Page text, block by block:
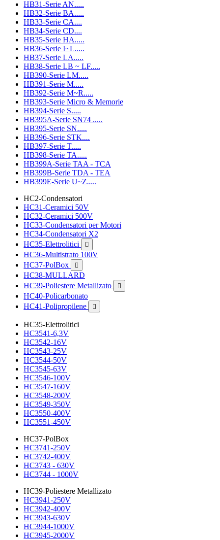
HB31-Serie AN.....
HB32-Serie BA.....
HB33-Serie CA....
HB34-Serie CD....
HB35-Serie HA.....
HB36-Serie I~L.....
HB37-Serie LA.....
HB38-Serie LB ~ LF.....
HB390-Serie LM.....
HB391-Serie M.....
HB392-Serie M~R.....
HB393-Serie Micro & Memorie
HB394-Serie S.....
HB395A-Serie SN74 .....
HB395-Serie SN.....
HB396-Serie STK....
HB397-Serie T.....
HB398-Serie TA.....
HB399A-Serie TAA - TCA
HB399B-Serie TDA - TEA
HB399E-Serie U~Z.....
HC2-Condensatori
HC31-Ceramici 50V
HC32-Ceramici 500V
HC33-Condensatori per Motori
HC34-Condensatori X2
HC35-Elettrolitici

HC36-Multistrato 100V
HC37-PolBox

HC38-MULLARD
HC39-Poliestere Metallizato

HC40-Policarbonato
HC41-Polipropilene

HC35-Elettrolitici
HC3541-6,3V
HC3542-16V
HC3543-25V
HC3544-50V
HC3545-63V
HC3546-100V
HC3547-160V
HC3548-200V
HC3549-350V
HC3550-400V
HC3551-450V
HC37-PolBox
HC3741-250V
HC3742-400V
HC3743 - 630V
HC3744 - 1000V
HC39-Poliestere Metallizato
HC3941-250V
HC3942-400V
HC3943-630V
HC3944-1000V
HC3945-2000V